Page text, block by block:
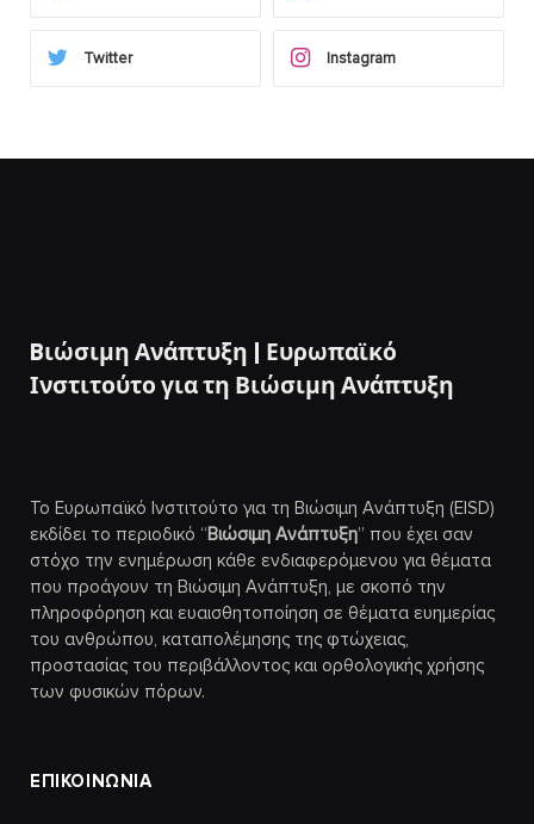
Twitter Instagram
Bιώσιμη Ανάπτυξη | Ευρωπαϊκό
Ινστιτούτο για τη Βιώσιμη Ανάπτυξη
Το Ευρωπαϊκό Ινστιτούτο για τη Βιώσιμη Ανάπτυξη (EISD)
εκδίδει το περιοδικό “Βιώσιμη Ανάπτυξη” που έχει σαν
στόχο την ενημέρωση κάθε ενδιαφερόμενου για θέματα
που προάγουν τη Βιώσιμη Ανάπτυξη, με σκοπό την
πληροφόρηση και ευαισθητοποίηση σε θέματα ευημερίας
του ανθρώπου, καταπολέμησης της φτώχειας,
προστασίας του περιβάλλοντος και ορθολογικής χρήσης
των φυσικών πόρων.
ΕΠΙΚΟΙΝΩΝΙΑ